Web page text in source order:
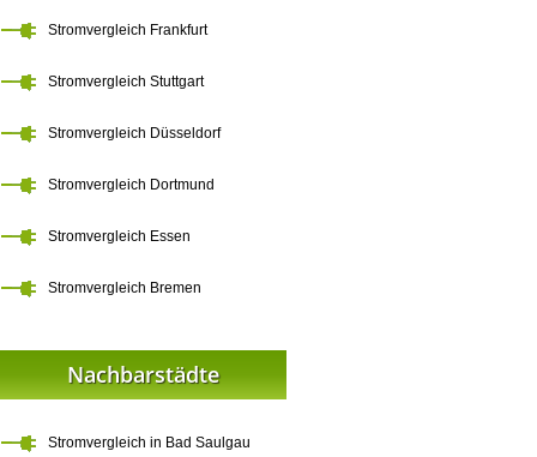
Stromvergleich Frankfurt
Stromvergleich Stuttgart
Stromvergleich Düsseldorf
Stromvergleich Dortmund
Stromvergleich Essen
Stromvergleich Bremen
Nachbarstädte
Stromvergleich in Bad Saulgau